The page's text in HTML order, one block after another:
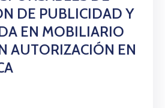
DE PUBLICIDAD Y
EN MOBILIARIO
AUTORIZACIÓN EN